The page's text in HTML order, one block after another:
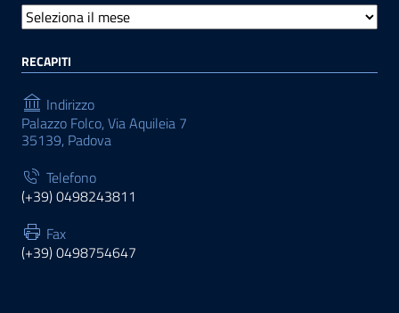
RECAPITI
Indirizzo
Palazzo Folco, Via Aquileia 7
35139, Padova
Telefono
(+39) 0498243811
Fax
(+39) 0498754647